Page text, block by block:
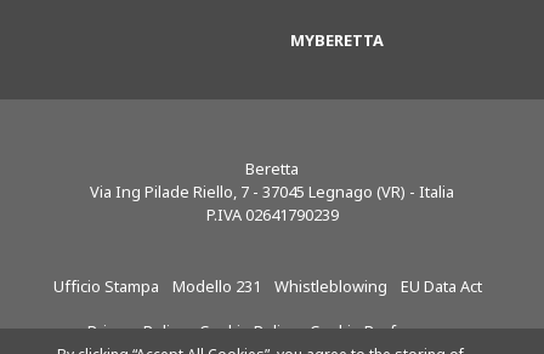
MYBERETTA
Beretta
Via Ing Pilade Riello, 7 - 37045 Legnago (VR) - Italia
P.IVA 02641790239
Ufficio Stampa Modello 231 Whistleblowing EU Data Act
Privacy Policy Cookie Policy Cookie Preferences